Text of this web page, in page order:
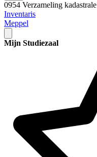
0954 Verzameling
Inventaris
Meppel
Mijn Studiezaal